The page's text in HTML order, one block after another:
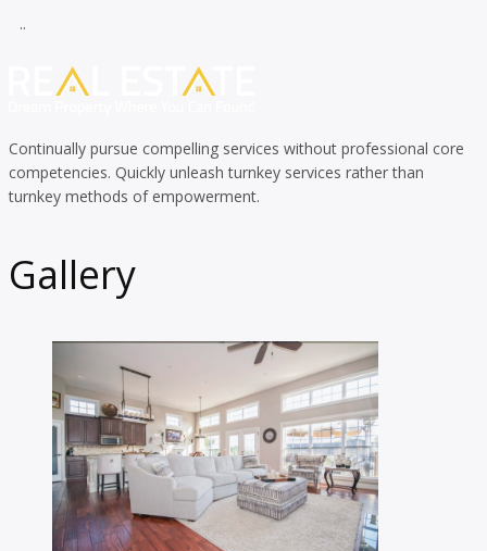
..
Continually pursue compelling services without professional core
competencies. Quickly unleash turnkey services rather than
turnkey methods of empowerment.
Gallery